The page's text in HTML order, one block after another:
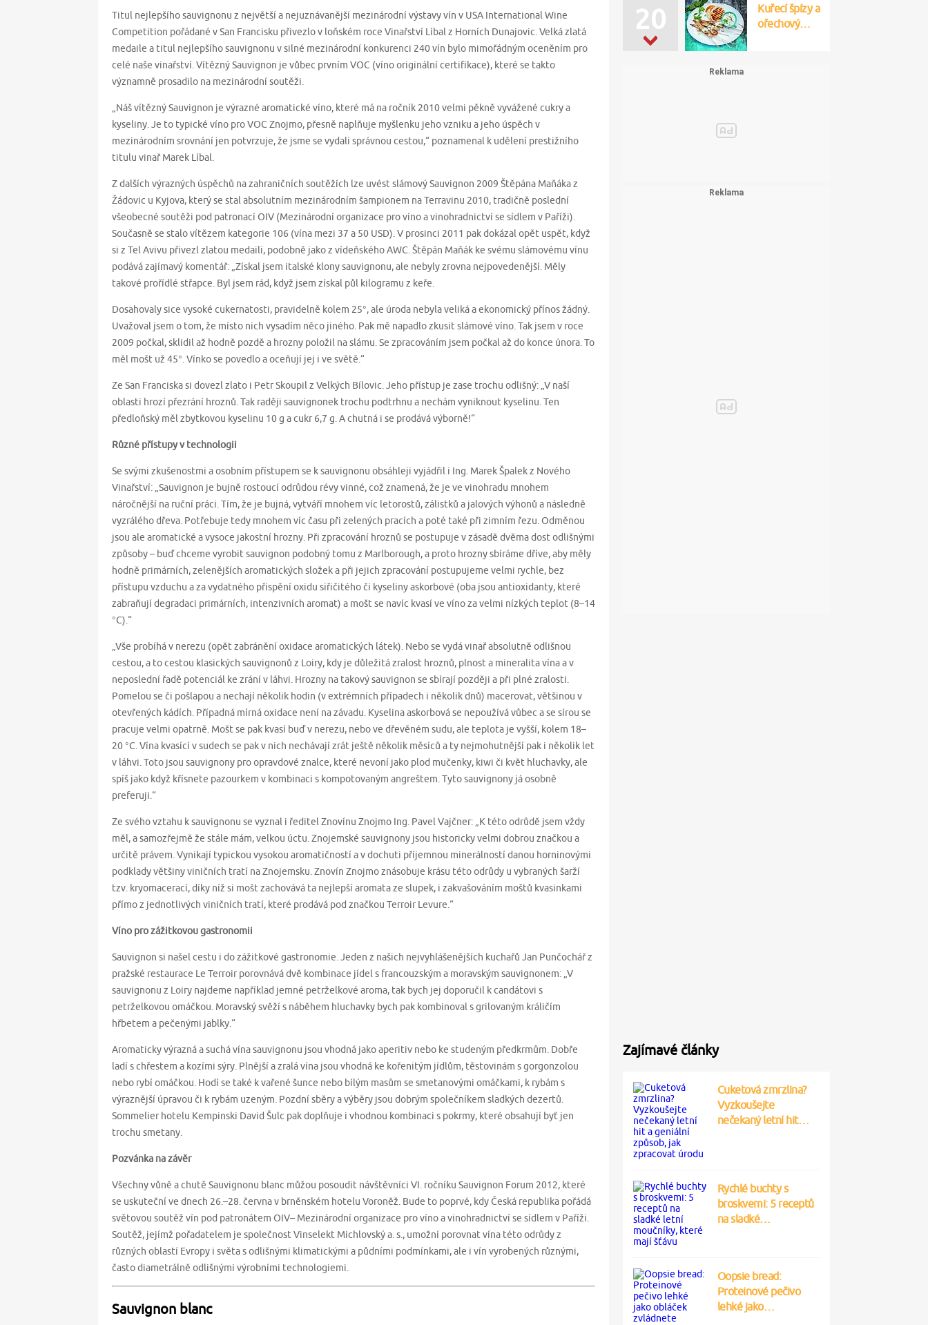
Titul nejlepšího sauvignonu z největší a nejuznávanější mezinárodní výstavy vín v USA International Wine
Competition pořádané v San Francisku přivezlo v loňském roce Vinařství Líbal z Horních Dunajovic. Velká zlatá
medaile a titul nejlepšího sauvignonu v silné mezinárodní konkurenci 240 vín bylo mimořádným oceněním pro
celé naše vinařství. Vítězný Sauvignon je vůbec prvním VOC (víno originální certifikace), které se takto
významně prosadilo na mezinárodní soutěži.
„Náš vítězný Sauvignon je výrazné aromatické víno, které má na ročník 2010 velmi pěkně vyvážené cukry a
kyseliny. Je to typické víno pro VOC Znojmo, přesně naplňuje myšlenku jeho vzniku a jeho úspěch v
mezinárodním srovnání jen potvrzuje, že jsme se vydali správnou cestou,“ poznamenal k udělení prestižního
titulu vinař Marek Líbal.
Z dalších výrazných úspěchů na zahraničních soutěžích lze uvést slámový Sauvignon 2009 Štěpána Maňáka z
Žádovic u Kyjova, který se stal absolutním mezinárodním šampionem na Terravinu 2010, tradičně poslední
všeobecné soutěži pod patronací OIV (Mezinárodní organizace pro víno a vinohradnictví se sídlem v Paříži).
Současně se stalo vítězem kategorie 106 (vína mezi 37 a 50 USD). V prosinci 2011 pak dokázal opět uspět, když
si z Tel Avivu přivezl zlatou medaili, podobně jako z vídeňského AWC. Štěpán Maňák ke svému slámovému vínu
podává zajímavý komentář: „Získal jsem italské klony sauvignonu, ale nebyly zrovna nejpovedenější. Měly
takové prořídlé střapce. Byl jsem rád, když jsem získal půl kilogramu z keře.
Dosahovaly sice vysoké cukernatosti, pravidelně kolem 25°, ale úroda nebyla veliká a ekonomický přínos žádný.
Uvažoval jsem o tom, že místo nich vysadím něco jiného. Pak mě napadlo zkusit slámové víno. Tak jsem v roce
2009 počkal, sklidil až hodně pozdě a hrozny položil na slámu. Se zpracováním jsem počkal až do konce února. To
měl mošt už 45°. Vínko se povedlo a oceňují jej i ve světě.“
Ze San Franciska si dovezl zlato i Petr Skoupil z Velkých Bílovic. Jeho přístup je zase trochu odlišný: „V naší
oblasti hrozí přezrání hroznů. Tak raději sauvignonek trochu podtrhnu a nechám vyniknout kyselinu. Ten
předloňský měl zbytkovou kyselinu 10 g a cukr 6,7 g. A chutná i se prodává výborně!“
Různé přístupy v technologii
Se svými zkušenostmi a osobním přístupem se k sauvignonu obsáhleji vyjádřil i Ing. Marek Špalek z Nového
Vinařství: „Sauvignon je bujně rostoucí odrůdou révy vinné, což znamená, že je ve vinohradu mnohem
náročnější na ruční práci. Tím, že je bujná, vytváří mnohem víc letorostů, zálistků a jalových výhonů a následně
vyzrálého dřeva. Potřebuje tedy mnohem víc času při zelených pracích a poté také při zimním řezu. Odměnou
jsou ale aromatické a vysoce jakostní hrozny. Při zpracování hroznů se postupuje v zásadě dvěma dost odlišnými
způsoby – buď chceme vyrobit sauvignon podobný tomu z Marlborough, a proto hrozny sbíráme dříve, aby měly
hodně primárních, zelenějších aromatických složek a při jejich zpracování postupujeme velmi rychle, bez
přístupu vzduchu a za vydatného přispění oxidu siřičitého či kyseliny askorbové (oba jsou antioxidanty, které
zabraňují degradaci primárních, intenzivních aromat) a mošt se navíc kvasí ve víno za velmi nízkých teplot (8–14
°C).“
„Vše probíhá v nerezu (opět zabránění oxidace aromatických látek). Nebo se vydá vinař absolutně odlišnou
cestou, a to cestou klasických sauvignonů z Loiry, kdy je důležitá zralost hroznů, plnost a mineralita vína a v
neposlední řadě potenciál ke zrání v láhvi. Hrozny na takový sauvignon se sbírají později a při plné zralosti.
Pomelou se či pošlapou a nechají několik hodin (v extrémních případech i několik dnů) macerovat, většinou v
otevřených kádích. Případná mírná oxidace není na závadu. Kyselina askorbová se nepoužívá vůbec a se sírou se
pracuje velmi opatrně. Mošt se pak kvasí buď v nerezu, nebo ve dřevěném sudu, ale teplota je vyšší, kolem 18–
20 °C. Vína kvasící v sudech se pak v nich nechávají zrát ještě několik měsíců a ty nejmohutnější pak i několik let
v láhvi. Toto jsou sauvignony pro opravdové znalce, které nevoní jako plod mučenky, kiwi či květ hluchavky, ale
spíš jako když křísnete pazourkem v kombinaci s kompotovaným angreštem. Tyto sauvignony já osobně
preferuji.“
Ze svého vztahu k sauvignonu se vyznal i ředitel Znovínu Znojmo Ing. Pavel Vajčner: „K této odrůdě jsem vždy
měl, a samozřejmě že stále mám, velkou úctu. Znojemské sauvignony jsou historicky velmi dobrou značkou a
určitě právem. Vynikají typickou vysokou aromatičností a v dochuti příjemnou minerálností danou horninovými
podklady většiny viničních tratí na Znojemsku. Znovín Znojmo znásobuje krásu této odrůdy u vybraných šarží
tzv. kryomacerací, díky níž si mošt zachovává ta nejlepší aromata ze slupek, i zakvašováním moštů kvasinkami
přímo z jednotlivých viničních tratí, které prodává pod značkou Terroir Levure.“
Víno pro zážitkovou gastronomii
Sauvignon si našel cestu i do zážitkové gastronomie. Jeden z našich nejvyhlášenějších kuchařů Jan Punčochář z
pražské restaurace Le Terroir porovnává dvě kombinace jídel s francouzským a moravským sauvignonem: „V
sauvignonu z Loiry najdeme například jemné petrželkové aroma, tak bych jej doporučil k candátovi s
petrželkovou omáčkou. Moravský svěží s náběhem hluchavky bych pak kombinoval s grilovaným králičím
hřbetem a pečenými jablky.“
Aromaticky výrazná a suchá vína sauvignonu jsou vhodná jako aperitiv nebo ke studeným předkrmům. Dobře
ladí s chřestem a kozími sýry. Plnější a zralá vína jsou vhodná ke kořenitým jídlům, těstovinám s gorgonzolou
nebo rybí omáčkou. Hodí se také k vařené šunce nebo bílým masům se smetanovými omáčkami, k rybám s
výraznější úpravou či k rybám uzeným. Pozdní sběry a výběry jsou dobrým společníkem sladkých dezertů.
Sommelier hotelu Kempinski David Šulc pak doplňuje i vhodnou kombinaci s pokrmy, které obsahují byť jen
trochu smetany.
Pozvánka na závěr
Všechny vůně a chutě Sauvignonu blanc můžou posoudit návštěvníci VI. ročníku Sauvignon Forum 2012, které
se uskuteční ve dnech 26.–28. června v brněnském hotelu Voroněž. Bude to poprvé, kdy Česká republika pořádá
světovou soutěž vín pod patronátem OIV– Mezinárodní organizace pro víno a vinohradnictví se sídlem v Paříži.
Soutěž, jejímž pořadatelem je společnost Vinselekt Michlovský a. s., umožní porovnat vína této odrůdy z
různých oblastí Evropy i světa s odlišnými klimatickými a půdními podmínkami, ale i vín vyrobených různými,
často diametrálně odlišnými výrobními technologiemi.
Sauvignon blanc
18
Kuřecí špízy a
ořechový…
Zajímavé články
Cuketová zmrzlina?
Vyzkoušejte
nečekaný letní hit…
Rychlé buchty s
broskvemi: 5 receptů
na sladké…
Oopsie bread:
Proteinové pečivo
lehké jako…